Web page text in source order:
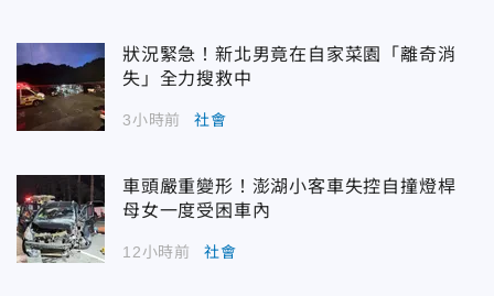
狀況緊急！新北男竟在自家菜園「離奇消
失」全力搜救中
3小時前 社會
車頭嚴重變形！澎湖小客車失控自撞燈桿
母女一度受困車內
12小時前 社會